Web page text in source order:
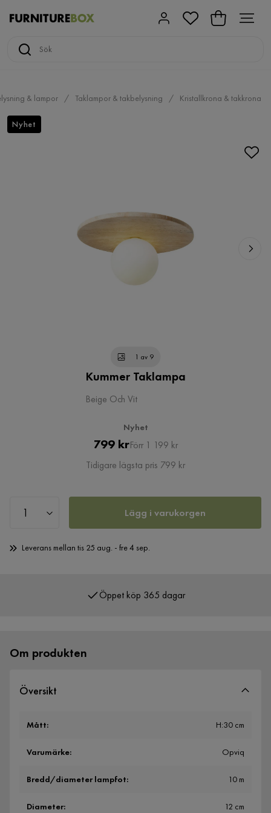
& lampor Taklampor & takbelysning Kristallkrona & takkrona
Nyhet
1 av 9
Kummer Taklampa
Beige Och Vit
Nyhet
Pris
799 kr Original
Pris
Förr 1 199 kr
Tidigare lägsta pris 799 kr
Lägg i varukorgen
Leverans mellan tis 25 aug. - fre 4 sep.
Öppet köp 365 dagar
Om produkten
Översikt
Mått: H:30 cm
Varumärke: Opviq
Bredd/diameter lampfot: 10 m
Diameter: 12 cm